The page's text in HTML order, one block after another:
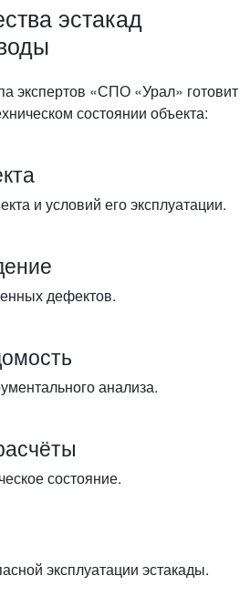
эстакад
экспертов «СПО «Урал» готовит
состоянии объекта:
и условий его эксплуатации.
дефектов.
анализа.
состояние.
эксплуатации эстакады.